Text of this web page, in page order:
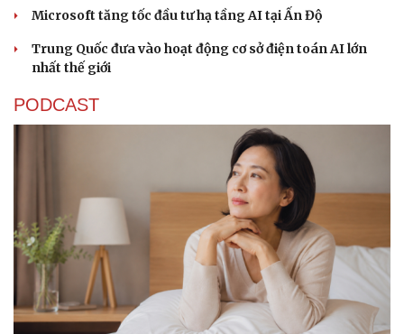
Nhi khoa
Làm đẹp - giảm cân
Phòng mạch online
Microsoft tăng tốc đầu tư hạ tầng AI tại Ấn Độ
Trung Quốc đưa vào hoạt động cơ sở điện toán AI lớn
nhất thế giới
PODCAST